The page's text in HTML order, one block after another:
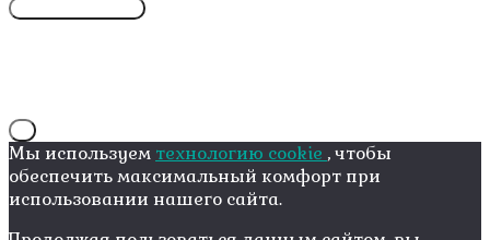
Мы используем технологию cookie , чтобы
обеспечить максимальный комфорт при
использовании нашего сайта.